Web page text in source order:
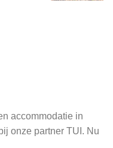
accommodatie in
onze partner TUI. Nu